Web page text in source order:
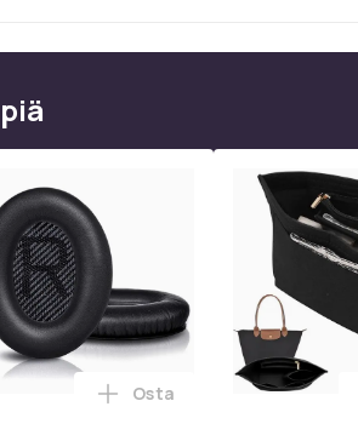
Samsung Smart TV:lle ostoskoriin
Lisää Korvatyynyt Bose
Osta